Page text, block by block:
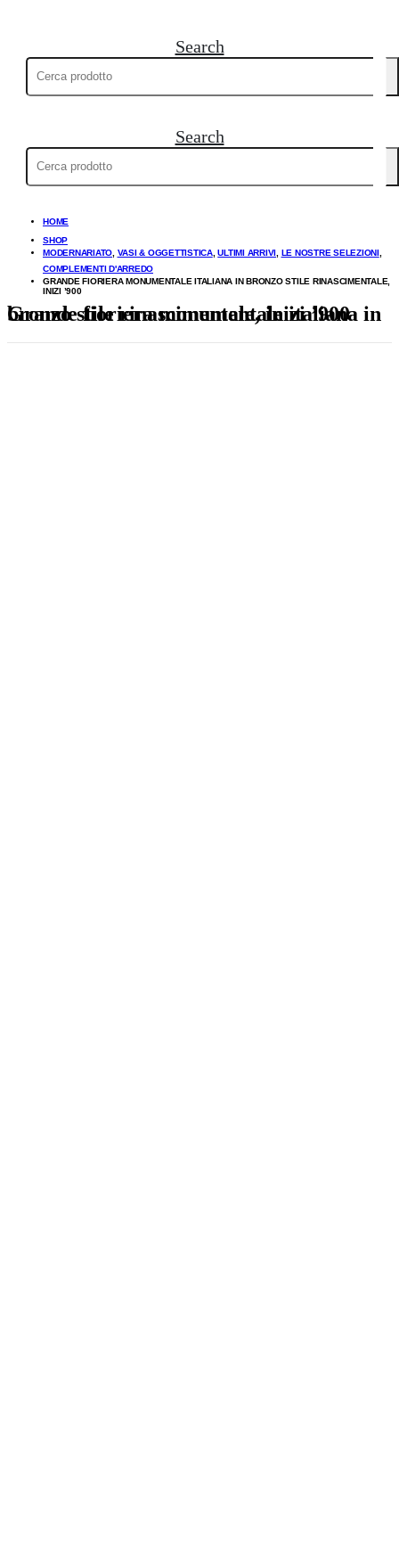
Search
Cerca:
Search
Cerca:
HOME
SHOP
MODERNARIATO VASI & OGGETTISTICA,ULTIMI ARRIVI LE NOSTRE SELEZIONI,
COMPLEMENTI D'ARREDO
GRANDE FIORIERA MONUMENTALE ITALIANA IN BRONZO STILE RINASCIMENTALE,
INIZI ’900
Grande fioriera monumentale italiana in bronzo stile rinascimentale, inizi ’900